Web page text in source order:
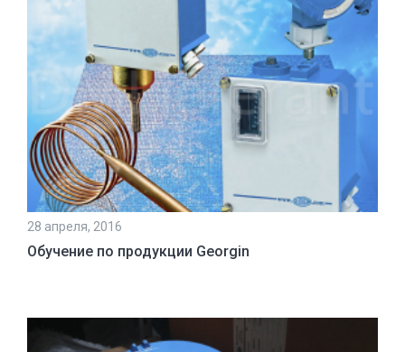
28 апреля, 2016
Обучение по продукции Georgin